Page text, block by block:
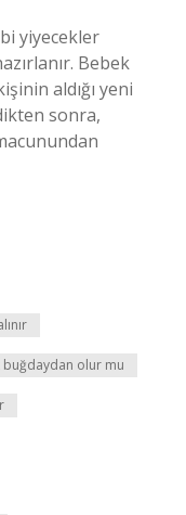
yiyecekler
Bebek
aldığı yeni
sonra,
buğdaydan olur mu